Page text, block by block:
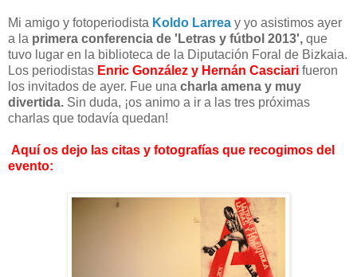
Mi amigo y fotoperiodista Koldo Larrea y yo asistimos ayer
a la primera conferencia de 'Letras y fútbol 2013', que
tuvo lugar en la biblioteca de la Diputación Foral de Bizkaia.
Los periodistas Enric González y Hernán Casciari fueron
los invitados de ayer. Fue una charla amena y muy
divertida. Sin duda, ¡os animo a ir a las tres próximas
charlas que todavía quedan!
Aquí os dejo las citas y fotografías que recogimos del
evento: